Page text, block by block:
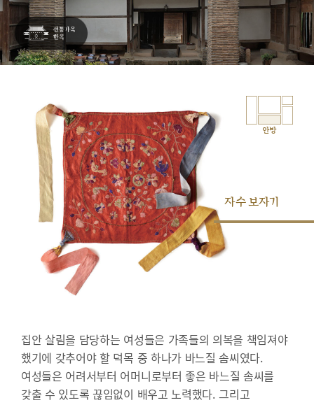
안방
자수 보자기
집안 살림을 담당하는 여성들은 가족들의 의복을 책임져야
했기에 갖추어야 할 덕목 중 하나가 바느질 솜씨였다.
여성들은 어려서부터 어머니로부터 좋은 바느질 솜씨를
갖출 수 있도록 끊임없이 배우고 노력했다. 그리고